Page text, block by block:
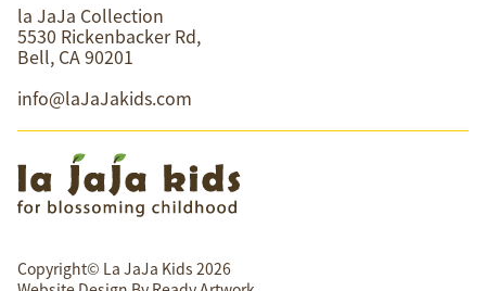
la JaJa Collection
5530 Rickenbacker Rd,
Bell, CA 90201
info@laJaJakids.com
Copyright© La JaJa Kids 2026